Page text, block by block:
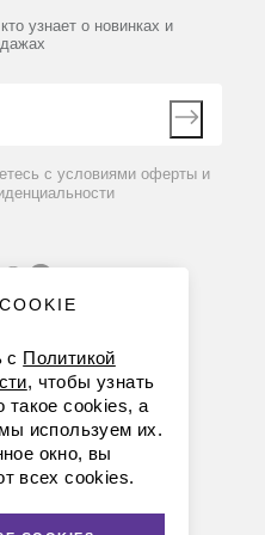
узнает о новинках и
с условиями оферты и
05-08
67-53
с Политикой
, чтобы узнать
такое cookies, а
используем их.
окно, вы
всех cookies.